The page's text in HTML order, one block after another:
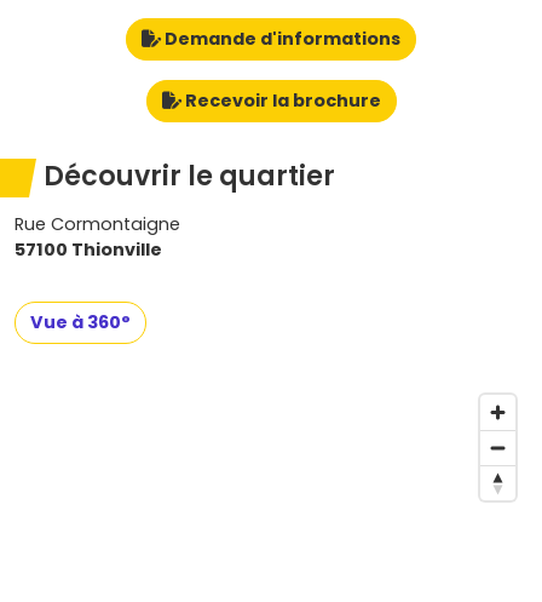
Demande d'informations
Recevoir la brochure
Découvrir le quartier
Rue Cormontaigne
57100 Thionville
Vue à 360°